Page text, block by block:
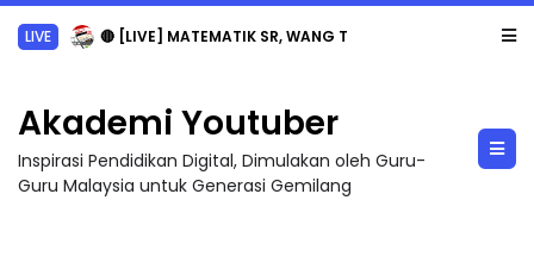
LIVE 🔴 [LIVE] MATEMATIK SR, WANG TAHUN 6 OLEH CIKGU ANITA #ALLINONE #141 #...
Akademi Youtuber
Inspirasi Pendidikan Digital, Dimulakan oleh Guru-
Guru Malaysia untuk Generasi Gemilang